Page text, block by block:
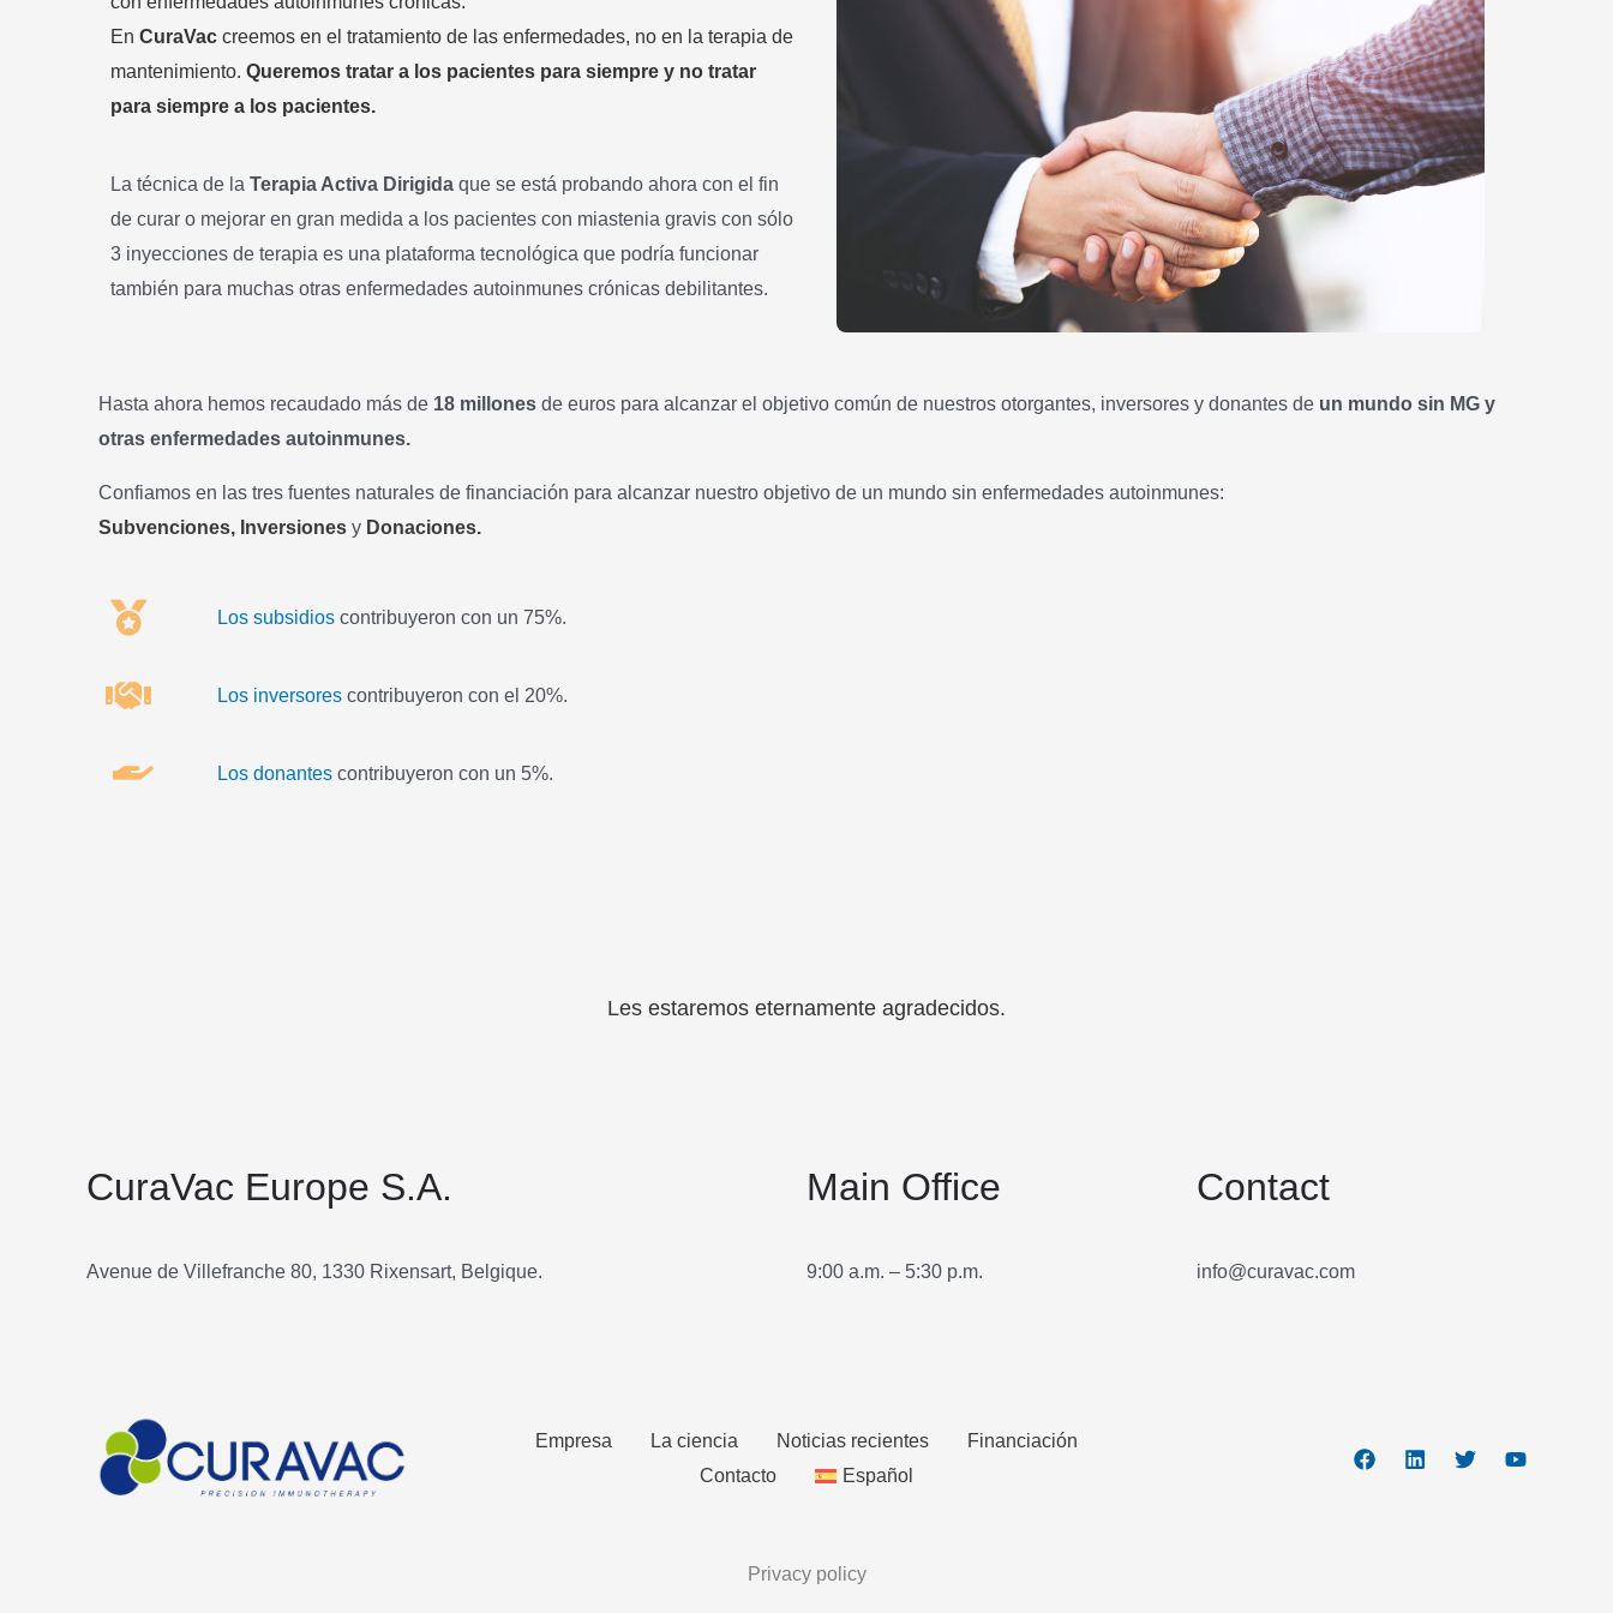
En CuraVac creemos en el tratamiento de las enfermedades, no en la terapia de
mantenimiento. Queremos tratar a los pacientes para siempre y no tratar
para siempre a los pacientes.
La técnica de la Terapia Activa Dirigida que se está probando ahora con el fin
de curar o mejorar en gran medida a los pacientes con miastenia gravis con sólo
3 inyecciones de terapia es una plataforma tecnológica que podría funcionar
también para muchas otras enfermedades autoinmunes crónicas debilitantes.
Hasta ahora hemos recaudado más de 18 millones de euros para alcanzar el objetivo común de nuestros otorgantes, inversores y donantes de un mundo sin MG y
otras enfermedades autoinmunes.
Confiamos en las tres fuentes naturales de financiación para alcanzar nuestro objetivo de un mundo sin enfermedades autoinmunes:
Subvenciones, Inversiones y Donaciones.
Los subsidios contribuyeron con un 75%.
Los inversorescontribuyeron con el 20%.
Los donantescontribuyeron con un 5%.
Les estaremos eternamente agradecidos.
CuraVac Europe S.A.
Avenue de Villefranche 80, 1330 Rixensart, Belgique.
Main Office
9:00 a.m. – 5:30 p.m.
Contact
info@curavac.com
Empresa La ciencia Noticias recientes
Financiación
Contacto
Español
Privacy policy